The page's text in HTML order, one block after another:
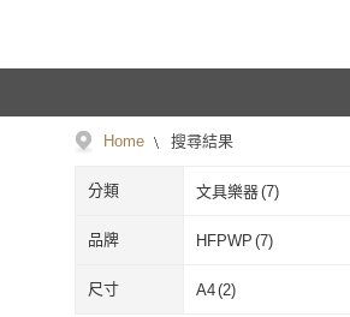
Home 搜尋結果
分類 文具樂器(7)
品牌 HFPWP (7)
HFPWP
尺寸 A4(2)